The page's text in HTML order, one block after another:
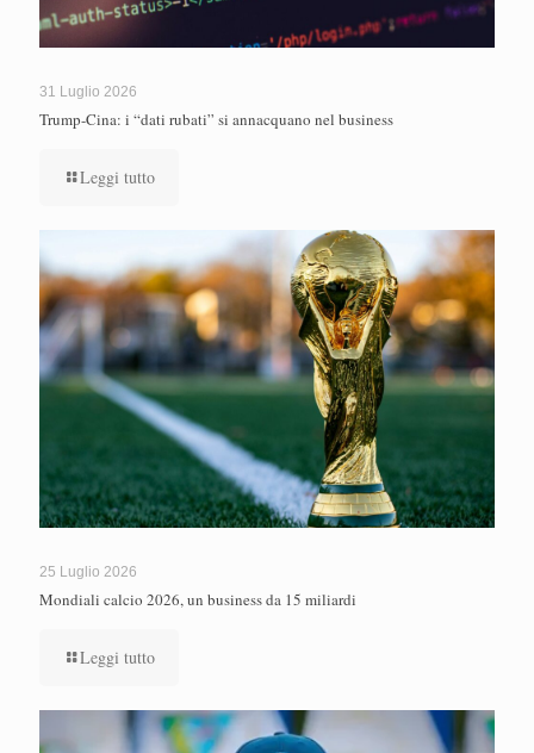
31 Luglio 2026
Trump-Cina: i “dati rubati” si annacquano nel business
Leggi tutto
25 Luglio 2026
Mondiali calcio 2026, un business da 15 miliardi
Leggi tutto